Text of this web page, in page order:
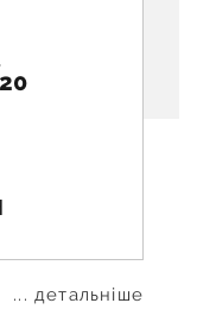
... детальніше